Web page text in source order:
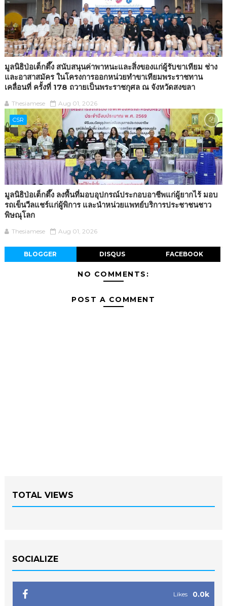
มูลนิธิป่อเต็กตึ๊ง สนับสนุนค่าพาหนะและสิ่งของแก่ผู้รับขาเทียม ช่าง
และอาสาสมัคร ในโครงการออกหน่วยทำขาเทียมพระราชทาน
เคลื่อนที่ ครั้งที่ 178 ถวายเป็นพระราชกุศล ณ จังหวัดสงขลา
Thesiamese Aug 01, 2026
CSR
มูลนิธิป่อเต็กตึ๊ง ลงพื้นที่มอบอุปกรณ์ประกอบอาชีพแก่ผู้ยากไร้ มอบ
รถเข็นวีลแชร์แก่ผู้พิการ และนำหน่วยแพทย์บริการประชาชนชาว
พิษณุโลก
Thesiamese Aug 01, 2026
BLOGGER DISQUS FACEBOOK
NO COMMENTS:
POST A COMMENT
TOTAL VIEWS
SOCIALIZE
0.0k
Likes